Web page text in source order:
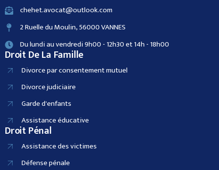
chehet.avocat@outlook.com
2 Ruelle du Moulin, 56000 VANNES
Du lundi au vendredi 9h00 - 12h30 et 14h - 18h00
Droit De La Famille
Divorce par consentement mutuel
Divorce judiciaire
Garde d'enfants
Assistance éducative
Droit Pénal
Assistance des victimes
Défense pénale